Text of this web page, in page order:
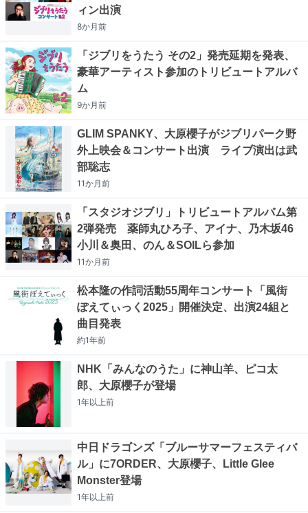
ィン出演
8か月前
「ジブリをうたう その2」発売延期を発表、
豪華アーティスト参加のトリビュートアルバ
ム
9か月前
GLIM SPANKY、大原櫻子がジブリパーク野
外上映会＆コンサート出演 ライブ演出は武
部聡志
11か月前
「スタジオジブリ」トリビュートアルバム第
2弾発売 薬師丸ひろ子、アイナ、乃木坂46
小川＆奥田、のん＆SOILら参加
11か月前
松本隆の作詞活動55周年コンサート「風街
ぽえてぃっく2025」開催決定、出演24組と
曲目発表
約1年前
NHK「みんなのうた」に神山羊、ピコ太
郎、大原櫻子が登場
1年以上前
中日ドラゴンズ「ブルーサマーフェスティバ
ル」に7ORDER、大原櫻子、Little Glee
Monster登場
1年以上前